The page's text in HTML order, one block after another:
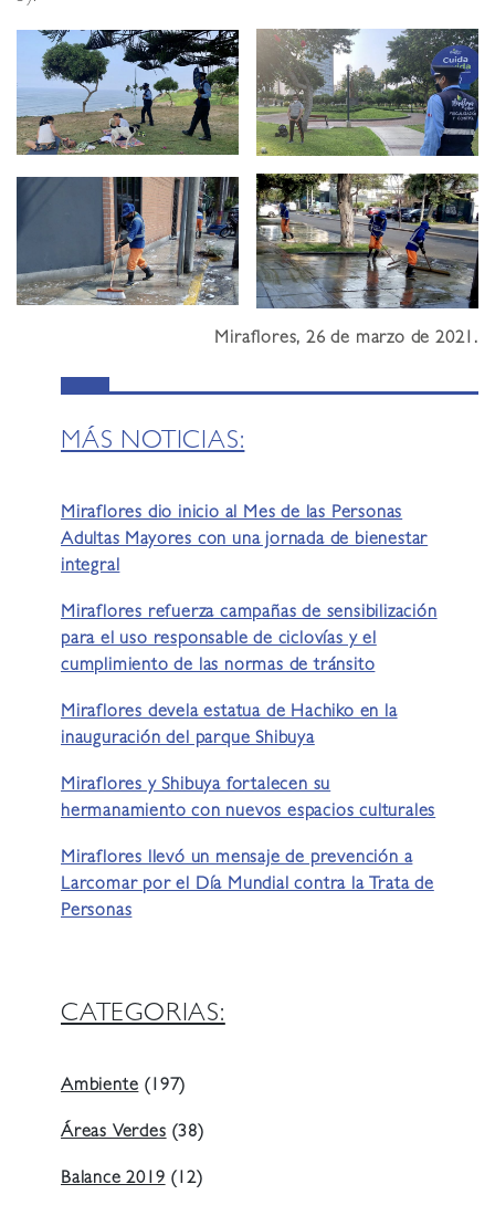
Miraflores, 26 de marzo de 2021.
MÁS NOTICIAS:
Miraflores dio inicio al Mes de las Personas
Adultas Mayores con una jornada de bienestar
integral
Miraflores refuerza campañas de sensibilización
para el uso responsable de ciclovías y el
cumplimiento de las normas de tránsito
Miraflores devela estatua de Hachiko en la
inauguración del parque Shibuya
Miraflores y Shibuya fortalecen su
hermanamiento con nuevos espacios culturales
Miraflores llevó un mensaje de prevención a
Larcomar por el Día Mundial contra la Trata de
Personas
CATEGORIAS:
Ambiente (197)
Áreas Verdes (38)
Balance 2019 (12)